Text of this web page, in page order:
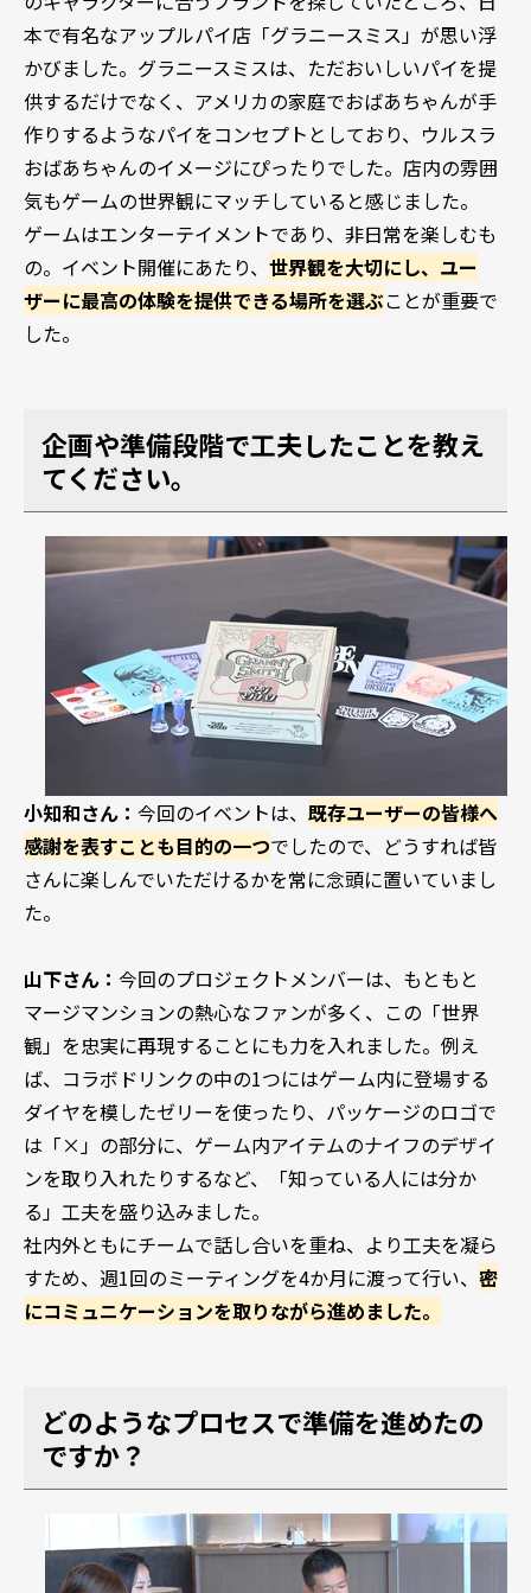
本で有名なアップルパイ店「グラニースミス」が思い浮
かびました。グラニースミスは、ただおいしいパイを提
供するだけでなく、アメリカの家庭でおばあちゃんが手
作りするようなパイをコンセプトとしており、ウルスラ
おばあちゃんのイメージにぴったりでした。店内の雰囲
気もゲームの世界観にマッチしていると感じました。
ゲームはエンターテイメントであり、非日常を楽しむも
の。イベント開催にあたり、 世界観を大切にし、ユー
ザーに最高の体験を提供できる場所を選ぶことが重要で
した。
企画や準備段階で工夫したことを教え
てください。
小知和さん： 今回のイベントは、 既存ユーザーの皆様へ
感謝を表すことも目的の一つでしたので、どうすれば皆
さんに楽しんでいただけるかを常に念頭に置いていまし
た。
山下さん： 今回のプロジェクトメンバーは、もともと
マージマンションの熱心なファンが多く、この「世界
観」を忠実に再現することにも力を入れました。例え
ば、コラボドリンクの中の1つにはゲーム内に登場する
ダイヤを模したゼリーを使ったり、パッケージのロゴで
は「×」の部分に、ゲーム内アイテムのナイフのデザイ
ンを取り入れたりするなど、「知っている人には分か
る」工夫を盛り込みました。
社内外ともにチームで話し合いを重ね、より工夫を凝ら
すため、週1回のミーティングを4か月に渡って行い、 密
にコミュニケーションを取りながら進めました。
どのようなプロセスで準備を進めたの
ですか？